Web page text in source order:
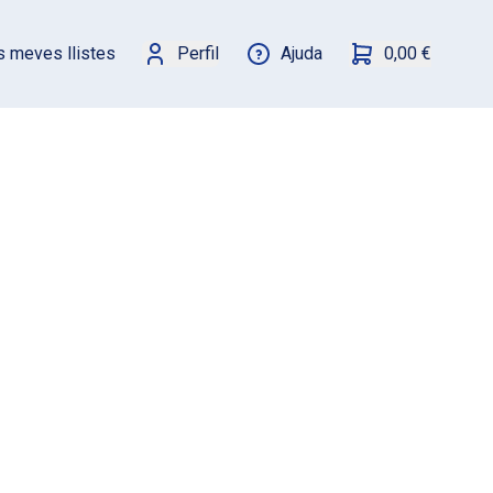
meves llistes Perfil Ajuda 0,00 €